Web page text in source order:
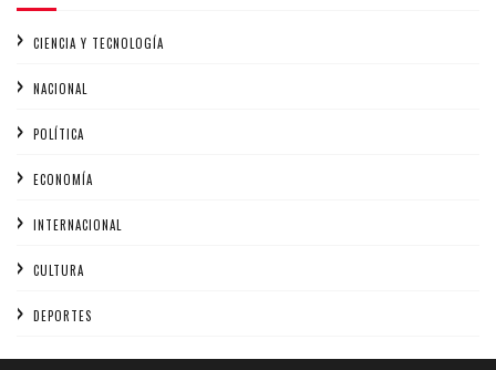
CIENCIA Y TECNOLOGÍA
NACIONAL
POLÍTICA
ECONOMÍA
INTERNACIONAL
CULTURA
DEPORTES